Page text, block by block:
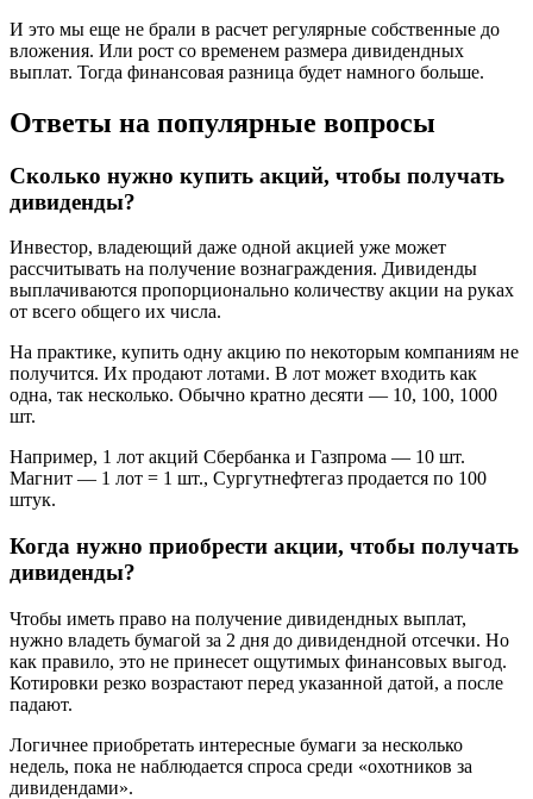
И это мы еще не брали в расчет регулярные собственные до
вложения. Или рост со временем размера дивидендных
выплат. Тогда финансовая разница будет намного больше.
Ответы на популярные вопросы
Сколько нужно купить акций, чтобы получать
дивиденды?
Инвестор, владеющий даже одной акцией уже может
рассчитывать на получение вознаграждения. Дивиденды
выплачиваются пропорционально количеству акции на руках
от всего общего их числа.
На практике, купить одну акцию по некоторым компаниям не
получится. Их продают лотами. В лот может входить как
одна, так несколько. Обычно кратно десяти — 10, 100, 1000
шт.
Например, 1 лот акций Сбербанка и Газпрома — 10 шт.
Магнит — 1 лот = 1 шт., Сургутнефтегаз продается по 100
штук.
Когда нужно приобрести акции, чтобы получать
дивиденды?
Чтобы иметь право на получение дивидендных выплат,
нужно владеть бумагой за 2 дня до дивидендной отсечки. Но
как правило, это не принесет ощутимых финансовых выгод.
Котировки резко возрастают перед указанной датой, а после
падают.
Логичнее приобретать интересные бумаги за несколько
недель, пока не наблюдается спроса среди «охотников за
дивидендами».